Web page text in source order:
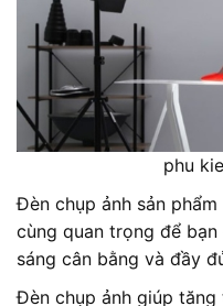
phu
Đèn chụp ảnh sản phẩm
cùng quan trọng để
sáng cân bằng và đầy
Đèn chụp ảnh giúp